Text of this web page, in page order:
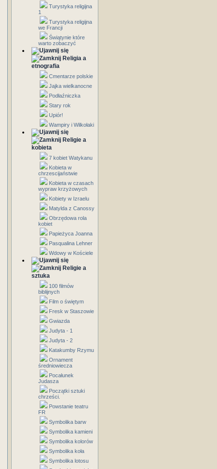
Turystyka religijna
1
Turystyka religijna
we Francji
Świątynie które
warto zobaczyć
Religia a
etnografia
Cmentarze polskie
Jajka wielkanocne
Podłaźniczka
Stary rok
Upiór!
Wampiry i Wilkołaki
Religie a
kobieta
7 kobiet Watykanu
Kobieta w
chrzescijaństwie
Kobieta w czasach
wypraw krzyżowych
Kobiety w Izraelu
Matylda z Canossy
Obrzędowa rola
kobiet
Papieżyca Joanna
Pasqualina Lehner
Wdowy w Kościele
Religie a
sztuka
100 filmów
biblijnych
Film o świętym
Fresk w Staszowie
Gwiazda
Judyta - 1
Judyta - 2
Katakumby Rzymu
Ornament
średniowiecza
Pocałunek
Judasza
Początki sztuki
chrześci.
Powstanie teatru
FR
Symbolika barw
Symbolika kamieni
Symbolika kolorów
Symbolika koła
Symbolika lotosu